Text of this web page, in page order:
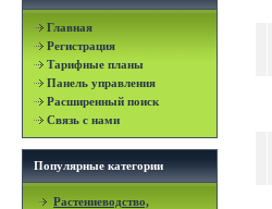
Главная
Регистрация
Тарифные планы
Панель управления
Расширенный поиск
Связь с нами
Популярные категории
Растениеводство,